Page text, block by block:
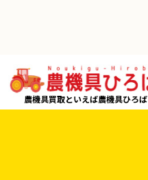
農機具買取といえば農機具ひろば